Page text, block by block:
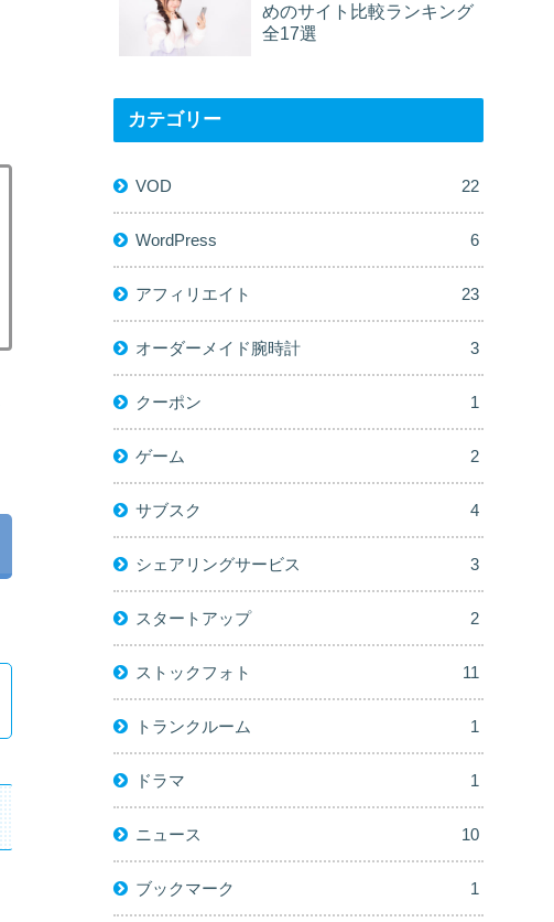
めのサイト比較ランキング
全17選
カテゴリー
VOD 22
WordPress 6
アフィリエイト 23
オーダーメイド腕時計 3
クーポン 1
ゲーム 2
サブスク 4
シェアリングサービス 3
スタートアップ 2
ストックフォト 11
トランクルーム 1
ドラマ 1
ニュース 10
ブックマーク 1